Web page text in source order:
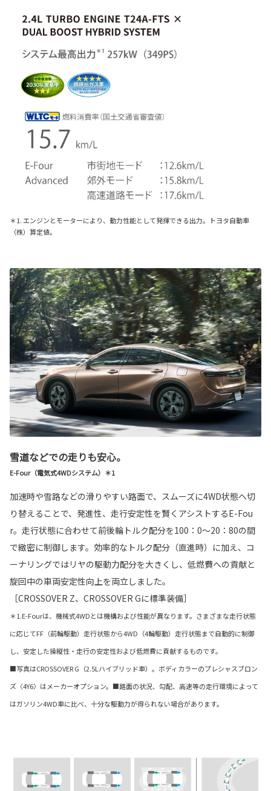
＊1. エンジンとモーターにより、動力性能として発揮できる出力。トヨタ自動車
（株）算定値。
雪道などでの走りも安心。
E-Four（電気式4WDシステム）＊1
加速時や雪路などの滑りやすい路面で、スムーズに4WD状態へ切
り替えることで、発進性、走行安定性を賢くアシストするE-Fou
r。走行状態に合わせて前後輪トルク配分を100：0～20：80の間
で緻密に制御します。効率的なトルク配分（直進時）に加え、コ
ーナリングではリヤの駆動力配分を大きくし、低燃費への貢献と
旋回中の車両安定性向上を両立しました。
［CROSSOVER Z、CROSSOVER Gに標準装備］
＊1.E-Fourは、機械式4WDとは機構および性能が異なります。さまざまな走行状態
に応じてFF（前輪駆動）走行状態から4WD（4輪駆動）走行状態まで自動的に制御
し、安定した操縦性・走行の安定性および低燃費に貢献するものです。
■写真はCROSSOVER G（2.5Lハイブリッド車）。ボディカラーのプレシャスブロン
ズ〈4Y6〉はメーカーオプション。■路面の状況、勾配、高速等の走行環境によって
はガソリン4WD車に比べ、十分な駆動力が得られない場合があります。